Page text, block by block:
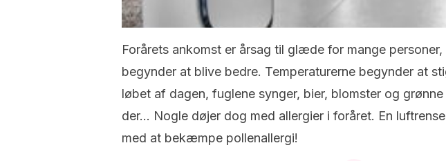
Forårets ankomst er årsag til glæde for mange
begynder at blive bedre. Temperaturerne begynder at
løbet af dagen, fuglene synger, bier, blomster og
der… Nogle døjer dog med allergier i foråret. En
med at bekæmpe pollenallergi!